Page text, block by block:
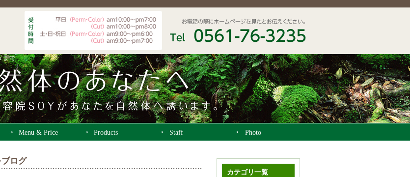
まで
Menu & Price Products Staff Photo
ブログ
カテゴリ一覧